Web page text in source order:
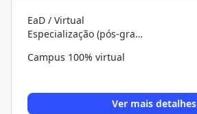
EaD / Virtual
Especialização (pós-graduação)
Campus 100% virtual
Ver mais detalhes